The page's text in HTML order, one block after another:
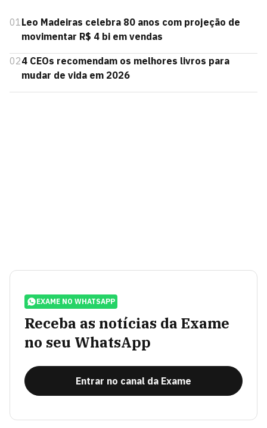
01Leo Madeiras celebra 80 anos com projeção de
movimentar R$ 4 bi em vendas
024 CEOs recomendam os melhores livros para
mudar de vida em 2026
EXAME NO WHATSAPP
Receba as notícias da Exame
no seu WhatsApp
Entrar no canal da Exame